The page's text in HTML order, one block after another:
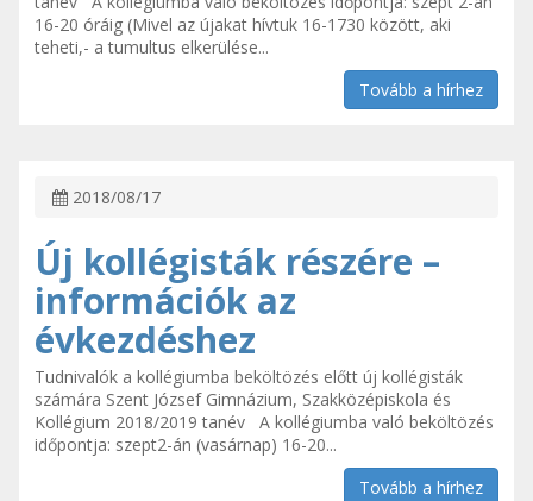
16-20 óráig (Mivel az újakat hívtuk 16-1730 között, aki
teheti,- a tumultus elkerülése...
Tovább a hírhez
2018/08/17
Új kollégisták részére –
információk az
évkezdéshez
Tudnivalók a kollégiumba beköltözés előtt új kollégisták
számára Szent József Gimnázium, Szakközépiskola és
Kollégium 2018/2019 tanév A kollégiumba való beköltözés
időpontja: szept2-án (vasárnap) 16-20...
Tovább a hírhez